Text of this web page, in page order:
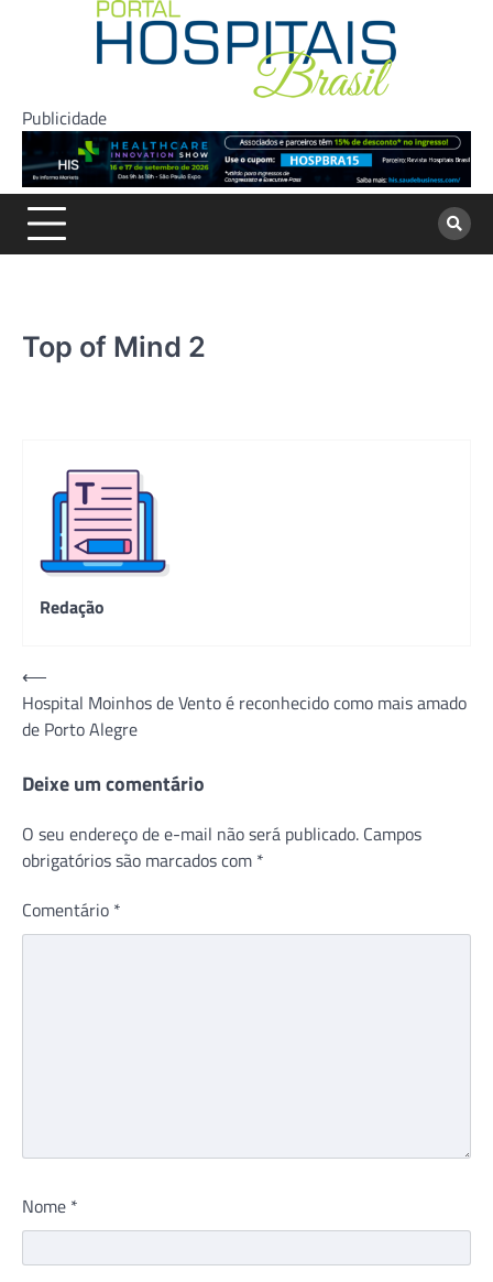
Publicidade
Top of Mind 2
Redação
Navegação
de
Post
⟵
Hospital Moinhos de Vento é reconhecido como mais amado
de Porto Alegre
Deixe um comentário
O seu endereço de e-mail não será publicado. Campos
obrigatórios são marcados com *
Comentário *
Nome *